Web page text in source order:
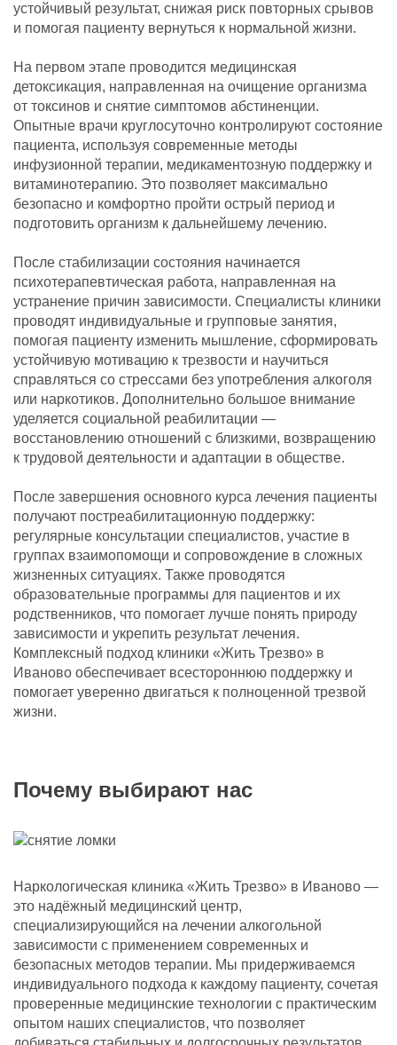
устойчивый результат, снижая риск повторных срывов
и помогая пациенту вернуться к нормальной жизни.
На первом этапе проводится медицинская
детоксикация, направленная на очищение организма
от токсинов и снятие симптомов абстиненции.
Опытные врачи круглосуточно контролируют состояние
пациента, используя современные методы
инфузионной терапии, медикаментозную поддержку и
витаминотерапию. Это позволяет максимально
безопасно и комфортно пройти острый период и
подготовить организм к дальнейшему лечению.
После стабилизации состояния начинается
психотерапевтическая работа, направленная на
устранение причин зависимости. Специалисты клиники
проводят индивидуальные и групповые занятия,
помогая пациенту изменить мышление, сформировать
устойчивую мотивацию к трезвости и научиться
справляться со стрессами без употребления алкоголя
или наркотиков. Дополнительно большое внимание
уделяется социальной реабилитации —
восстановлению отношений с близкими, возвращению
к трудовой деятельности и адаптации в обществе.
После завершения основного курса лечения пациенты
получают постреабилитационную поддержку:
регулярные консультации специалистов, участие в
группах взаимопомощи и сопровождение в сложных
жизненных ситуациях. Также проводятся
образовательные программы для пациентов и их
родственников, что помогает лучше понять природу
зависимости и укрепить результат лечения.
Комплексный подход клиники «Жить Трезво» в
Иваново обеспечивает всестороннюю поддержку и
помогает уверенно двигаться к полноценной трезвой
жизни.
Почему выбирают нас
Наркологическая клиника «Жить Трезво» в Иваново —
это надёжный медицинский центр,
специализирующийся на лечении алкогольной
зависимости с применением современных и
безопасных методов терапии. Мы придерживаемся
индивидуального подхода к каждому пациенту, сочетая
проверенные медицинские технологии с практическим
опытом наших специалистов, что позволяет